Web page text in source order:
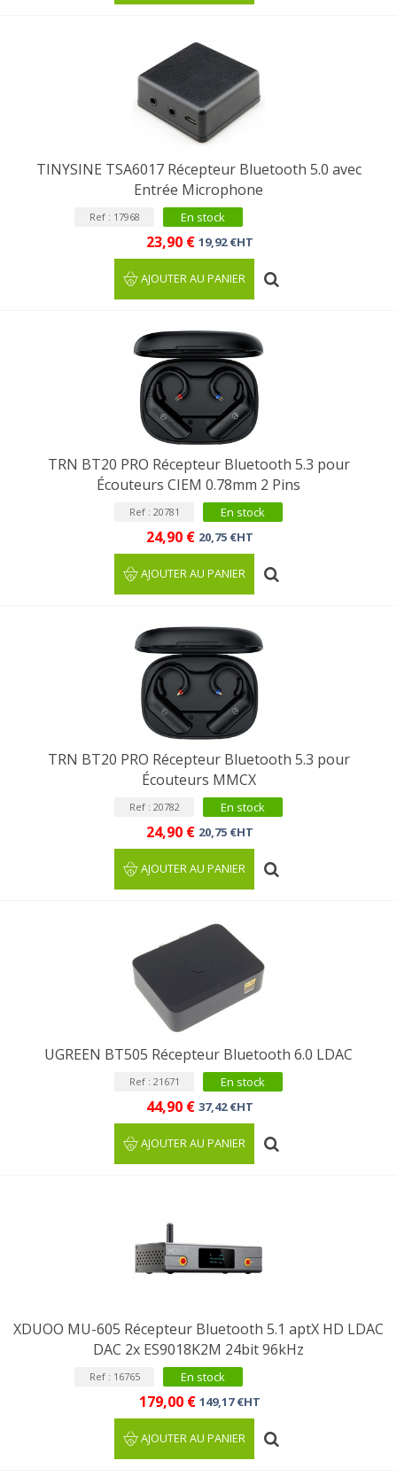
TINYSINE TSA6017 Récepteur Bluetooth 5.0 avec
Entrée Microphone
Ref : 17968 En stock
23,90 € 19,92 €HT
AJOUTER AU PANIER
TRN BT20 PRO Récepteur Bluetooth 5.3 pour
Écouteurs CIEM 0.78mm 2 Pins
Ref : 20781 En stock
24,90 € 20,75 €HT
AJOUTER AU PANIER
TRN BT20 PRO Récepteur Bluetooth 5.3 pour
Écouteurs MMCX
Ref : 20782 En stock
24,90 € 20,75 €HT
AJOUTER AU PANIER
UGREEN BT505 Récepteur Bluetooth 6.0 LDAC
Ref : 21671 En stock
44,90 € 37,42 €HT
AJOUTER AU PANIER
XDUOO MU-605 Récepteur Bluetooth 5.1 aptX HD LDAC
DAC 2x ES9018K2M 24bit 96kHz
Ref : 16765 En stock
179,00 € 149,17 €HT
AJOUTER AU PANIER